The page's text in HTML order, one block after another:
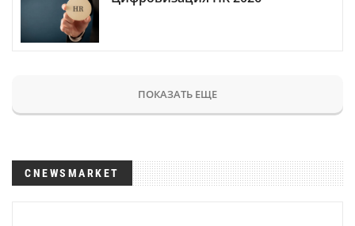
ПОКАЗАТЬ ЕЩЕ
CNEWSMARKET